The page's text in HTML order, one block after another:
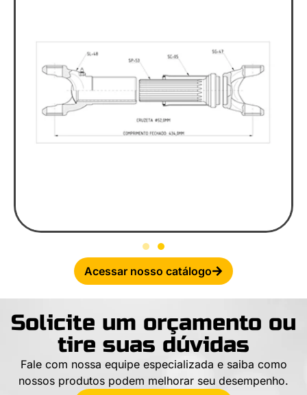
Acessar nosso catálogo
Solicite um orçamento ou
tire suas dúvidas
Fale com nossa equipe especializada e saiba como
nossos produtos podem melhorar seu desempenho.